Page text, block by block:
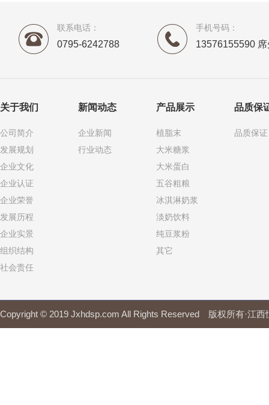
联系电话：
0795-6242788
手机号码：
13576155590
关于我们
公司简介
发展规划
企业文化
企业认证
企业荣誉
发展历程
企业实景
组织结构
社会责任
新闻动态
企业新闻
行业动态
产品展示
植脂末
大米糖浆
大米蛋白
五谷粗粮
冰淇淋奶浆
淡奶饮料
纯豆浆粉
其它
品质保
品质保证
Copyright © 2019 Jxhdsp.com All Rights Reserved 版权所有·江